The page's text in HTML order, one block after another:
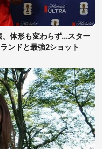
体形も変わらず...スター
ンドと最強2ショット